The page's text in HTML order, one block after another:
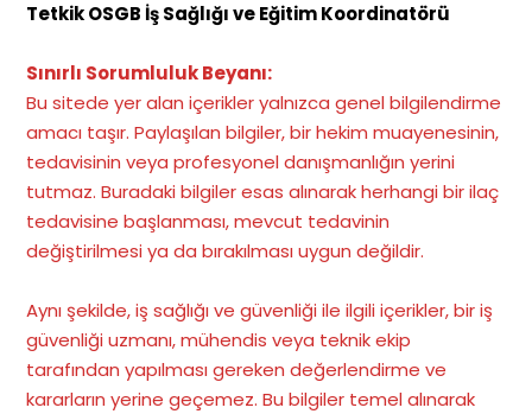
Tetkik OSGB İş Sağlığı ve Eğitim Koordinatörü
Sınırlı Sorumluluk Beyanı:
Bu sitede yer alan içerikler yalnızca genel bilgilendirme
amacı taşır. Paylaşılan bilgiler, bir hekim muayenesinin,
tedavisinin veya profesyonel danışmanlığın yerini
tutmaz. Buradaki bilgiler esas alınarak herhangi bir ilaç
tedavisine başlanması, mevcut tedavinin
değiştirilmesi ya da bırakılması uygun değildir.
Aynı şekilde, iş sağlığı ve güvenliği ile ilgili içerikler, bir iş
güvenliği uzmanı, mühendis veya teknik ekip
tarafından yapılması gereken değerlendirme ve
kararların yerine geçemez. Bu bilgiler temel alınarak